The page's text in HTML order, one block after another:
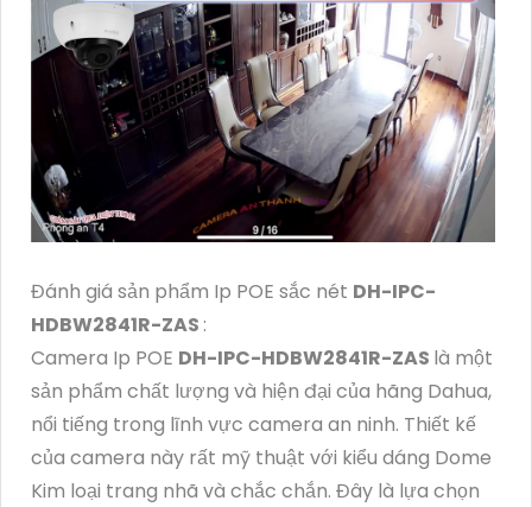
Đánh giá sản phẩm Ip POE sắc nét DH-IPC-
HDBW2841R-ZAS :
Camera Ip POE DH-IPC-HDBW2841R-ZAS là một
sản phẩm chất lượng và hiện đại của hãng Dahua,
nổi tiếng trong lĩnh vực camera an ninh. Thiết kế
của camera này rất mỹ thuật với kiểu dáng Dome
Kim loại trang nhã và chắc chắn. Đây là lựa chọn